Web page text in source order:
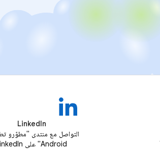
LinkedIn
التواصل مع منتدى "مطوّرو
Android" على LinkedIn